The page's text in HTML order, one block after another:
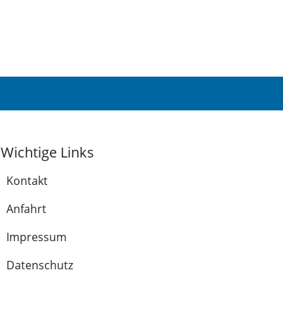
Wichtige Links
Kontakt
Anfahrt
Impressum
Datenschutz